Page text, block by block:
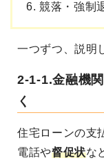
競落・強制
一つずつ、説明
2-1-1.金融機
く
住宅ローンの支
電話や督促状な